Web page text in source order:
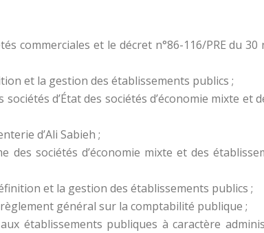
commerciales et le décret n°86-116/PRE du
et la gestion des établissements publics ;
d’État des sociétés d’économie mixte et
d’Ali Sabieh ;
sociétés d’économie mixte et des
et la gestion des établissements publics ;
général sur la comptabilité publique ;
établissements publiques à caractère